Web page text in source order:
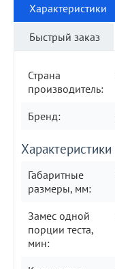
Характеристики
Быстрый заказ
Страна
производитель:
Бренд:
Характеристики
Габаритные
размеры, мм:
Замес одной
порции теста,
мин: